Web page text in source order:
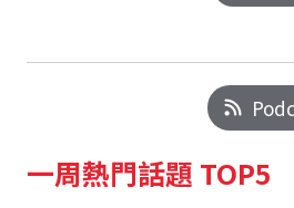
一周熱門話題 TOP5